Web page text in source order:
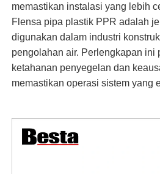
memastikan instalasi yang lebih
Flensa pipa plastik PPR adalah
digunakan dalam industri
pengolahan air. Perlengkapan ini
ketahanan penyegelan dan
memastikan operasi sistem yang